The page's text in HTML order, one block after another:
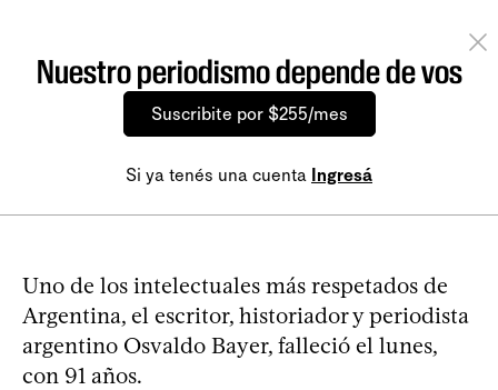
Nuestro periodismo depende de vos
Suscribite por $255/mes
Si ya tenés una cuenta Ingresá
Uno de los intelectuales más respetados de
Argentina, el escritor, historiador y periodista
argentino Osvaldo Bayer, falleció el lunes,
con 91 años.